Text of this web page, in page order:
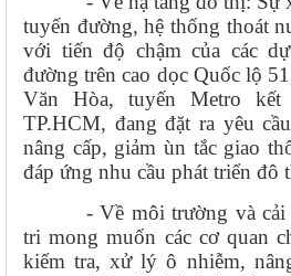
tuyến đường, hệ thống thoát
với tiến độ chậm của các
đường trên cao dọc Quốc lộ
Văn Hòa, tuyến Metro
TP.HCM, đang đặt ra yêu
nâng cấp, giảm ùn tắc giao
đáp ứng nhu cầu phát triển đô
- Về môi trường và
tri mong muốn các cơ quan
kiểm tra, xử lý ô nhiễm,